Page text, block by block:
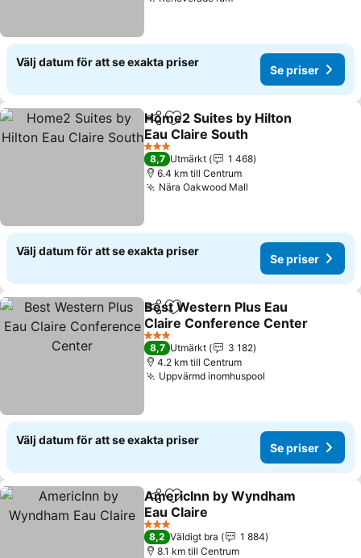
Välj datum för att se exakta priser
Se priser
Dela Lägg till i Mina Favoriter
Home2 Suites by Hilton
Eau Claire South
Se priser
3 Stjärnor
8,7 Utmärkt
1 468
6.4 km till Centrum
Nära Oakwood Mall
Välj datum för att se exakta priser
Se priser
Dela Lägg till i Mina Favoriter
Best Western Plus Eau
Claire Conference Center
Se priser
3 Stjärnor
8,7 Utmärkt
3 182
4.2 km till Centrum
Uppvärmd inomhuspool
Välj datum för att se exakta priser
Se priser
Dela Lägg till i Mina Favoriter
AmericInn by Wyndham
Eau Claire
Se priser
3 Stjärnor
8,2 Väldigt bra
1 884
8.1 km till Centrum